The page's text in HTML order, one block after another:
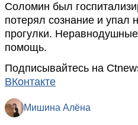
Соломин был
потерял сознание и упал
прогулки.
помощь.
Подписывайтесь на
ВКонтакте
Мишина Алёна